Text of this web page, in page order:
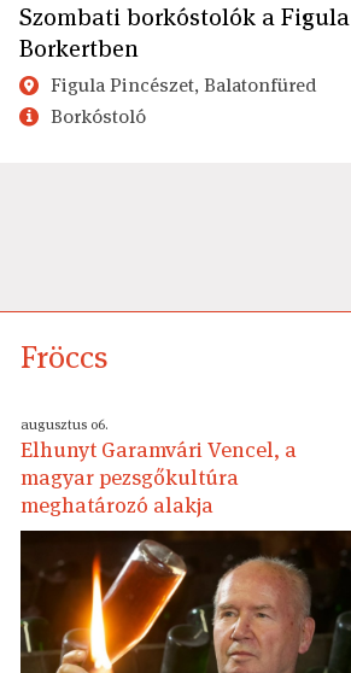
Szombati borkóstolók a Figula
Borkertben
Figula Pincészet, Balatonfüred
Borkóstoló
Fröccs
augusztus 06.
Elhunyt Garamvári Vencel, a
magyar pezsgőkultúra
meghatározó alakja